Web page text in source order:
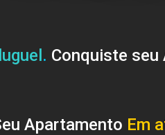
. Conquiste
Apartamento Em